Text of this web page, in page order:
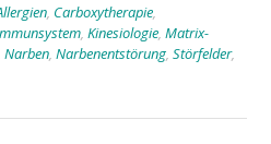
Carboxytherapie
Kinesiologie Matrix-
Narben Narbenentstörung Störfelder,